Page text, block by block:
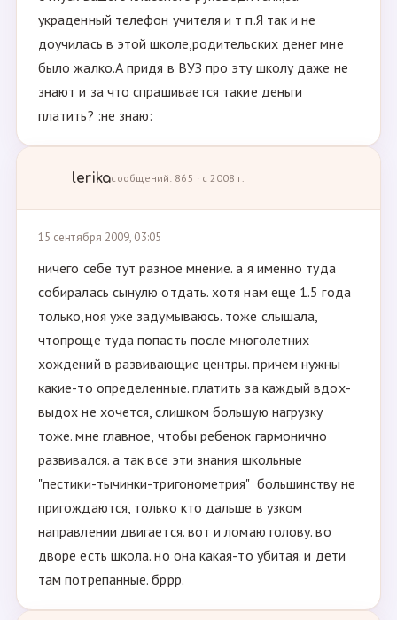
украденный телефон учителя и т п.Я так и не
доучилась в этой школе,родительских денег мне
было жалко.А придя в ВУЗ про эту школу даже не
знают и за что спрашивается такие деньги
платить? :не знаю:
lerikaсообщений: 865 · с 2008 г.
15 сентября 2009, 03:05
ничего себе тут разное мнение. а я именно туда
собиралась сынулю отдать. хотя нам еще 1.5 года
только,ноя уже задумываюсь. тоже слышала,
чтопроще туда попасть после многолетних
хождений в развивающие центры. причем нужны
какие-то определенные. платить за каждый вдох-
выдох не хочется, слишком большую нагрузку
тоже. мне главное, чтобы ребенок гармонично
развивался. а так все эти знания школьные
"пестики-тычинки-тригонометрия" большинству не
пригождаются, только кто дальше в узком
направлении двигается. вот и ломаю голову. во
дворе есть школа. но она какая-то убитая. и дети
там потрепанные. бррр.